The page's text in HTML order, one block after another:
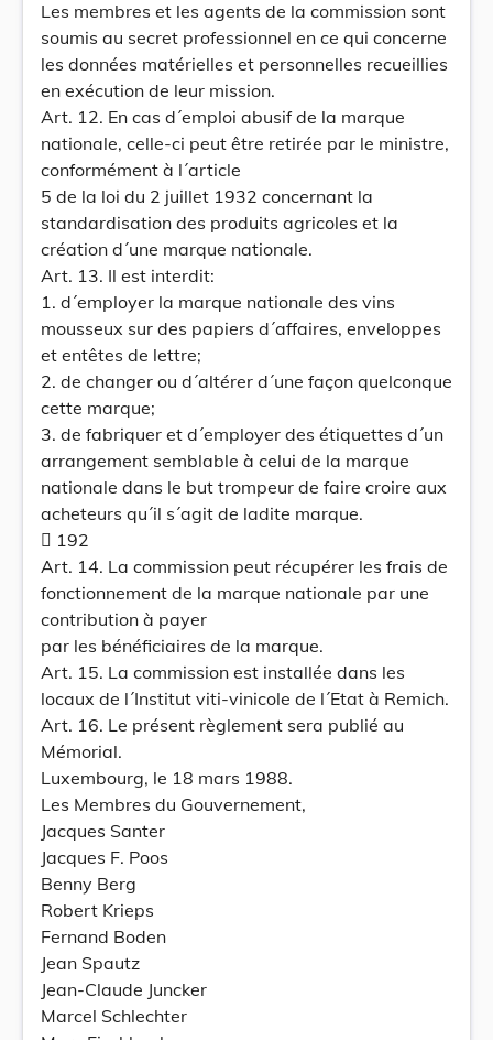
Les membres et les agents de la commission sont
soumis au secret professionnel en ce qui concerne
les données matérielles et personnelles recueillies
en exécution de leur mission.
Art. 12. En cas d´emploi abusif de la marque
nationale, celle-ci peut être retirée par le ministre,
conformément à l´article
5 de la loi du 2 juillet 1932 concernant la
standardisation des produits agricoles et la
création d´une marque nationale.
Art. 13. Il est interdit:
1. d´employer la marque nationale des vins
mousseux sur des papiers d´affaires, enveloppes
et entêtes de lettre;
2. de changer ou d´altérer d´une façon quelconque
cette marque;
3. de fabriquer et d´employer des étiquettes d´un
arrangement semblable à celui de la marque
nationale dans le but trompeur de faire croire aux
acheteurs qu´il s´agit de ladite marque.
 192
Art. 14. La commission peut récupérer les frais de
fonctionnement de la marque nationale par une
contribution à payer
par les bénéficiaires de la marque.
Art. 15. La commission est installée dans les
locaux de l´Institut viti-vinicole de l´Etat à Remich.
Art. 16. Le présent règlement sera publié au
Mémorial.
Luxembourg, le 18 mars 1988.
Les Membres du Gouvernement,
Jacques Santer
Jacques F. Poos
Benny Berg
Robert Krieps
Fernand Boden
Jean Spautz
Jean-Claude Juncker
Marcel Schlechter